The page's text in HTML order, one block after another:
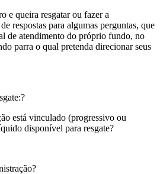
e queira resgatar ou fazer a
respostas para algumas perguntas, que
de atendimento do próprio fundo, no
parra o qual pretenda direcionar seus
está vinculado (progressivo ou
disponível para resgate?